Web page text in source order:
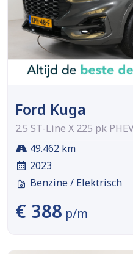
Ford Kuga
2.5 ST-Line X 225 pk
49.462 km
2023
Benzine / Elektrisch
€ 388 p/m